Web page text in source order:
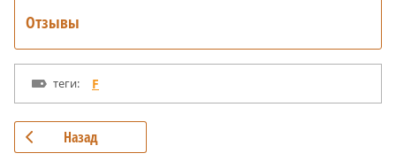
Отзывы
теги: F
Назад